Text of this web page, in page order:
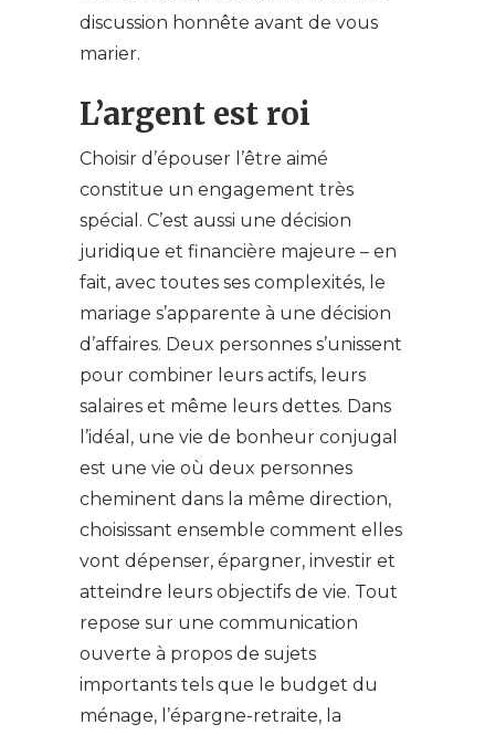
discussion honnête avant de vous
marier.
L’argent est roi
Choisir d’épouser l’être aimé
constitue un engagement très
spécial. C’est aussi une décision
juridique et financière majeure – en
fait, avec toutes ses complexités, le
mariage s’apparente à une décision
d’affaires. Deux personnes s’unissent
pour combiner leurs actifs, leurs
salaires et même leurs dettes. Dans
l’idéal, une vie de bonheur conjugal
est une vie où deux personnes
cheminent dans la même direction,
choisissant ensemble comment elles
vont dépenser, épargner, investir et
atteindre leurs objectifs de vie. Tout
repose sur une communication
ouverte à propos de sujets
importants tels que le budget du
ménage, l’épargne-retraite, la